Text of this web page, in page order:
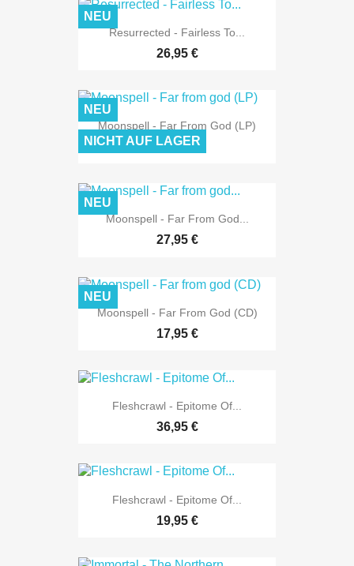
Resurrected - Fairless To...
26,95 €
NEU
Moonspell - Far From God (LP)
26,95 €
NEU
NICHT AUF LAGER
Moonspell - Far From God...
27,95 €
NEU
Moonspell - Far From God (CD)
17,95 €
NEU
Fleshcrawl - Epitome Of...
36,95 €
Fleshcrawl - Epitome Of...
19,95 €